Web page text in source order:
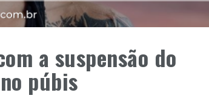
a suspensão do
púbis